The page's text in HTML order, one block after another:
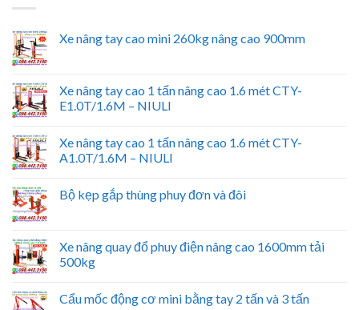
Xe nâng tay cao mini 260kg nâng cao 900mm
Xe nâng tay cao 1 tấn nâng cao 1.6 mét CTY-
E1.0T/1.6M – NIULI
Xe nâng tay cao 1 tấn nâng cao 1.6 mét CTY-
A1.0T/1.6M – NIULI
Bộ kẹp gắp thùng phuy đơn và đôi
Xe nâng quay đổ phuy điện nâng cao 1600mm tải
500kg
Cẩu mốc động cơ mini bằng tay 2 tấn và 3 tấn